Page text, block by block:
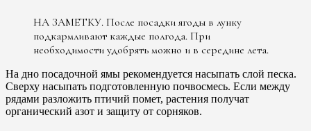
НА ЗАМЕТКУ. После посадки ягоды в лунку
подкармливают каждые полгода. При
необходимости удобрять можно и в середине лета.
На дно посадочной ямы рекомендуется насыпать слой песка.
Сверху насыпать подготовленную почвосмесь. Если между
рядами разложить птичий помет, растения получат
органический азот и защиту от сорняков.